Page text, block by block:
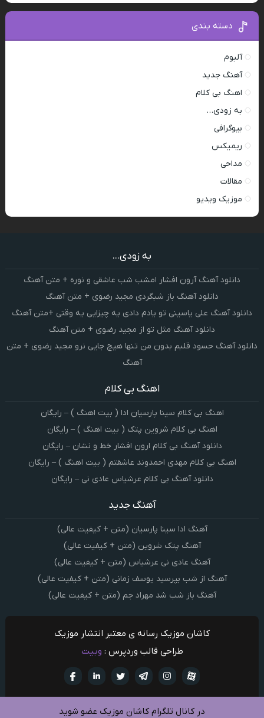
دسته بندی
آلبوم
آهنگ جدید
اهنگ بی کلام
به زودی…
بیوگرافی
ریمیکس
مداحی
مقالات
موزیک ویدیو
به زودی...
دانلود آهنگ آرون افشار امشب شب عاشقی و نوره + متن آهنگ
دانلود آهنگ باز شبگردی مجید رضوی + متن آهنگ
دانلود آهنگ علی یاسینی تو یادم دادی یه چیزایی یه وقتی +متن آهنگ
دانلود آهنگ مثل تو از مجید رضوی + متن آهنگ
دانلود آهنگ حسود قلبم بدون من تنها هیچ جایی نرو مجید رضوی + متن
آهنگ
اهنگ بی کلام
اهنگ بی کلام سینا پارسیان ادا ( بیت اهنگ ) – رایگان
اهنگ بی کلام شروین پتک ( بیت اهنگ ) – رایگان
دانلود آهنگ بی کلام ارون افشار خط و نشان – رایگان
اهنگ بی کلام مهدی احمدوند عاشقتم ( بیت اهنگ ) – رایگان
دانلود آهنگ بی کلام عرشیاس عادی نی – رایگان
آهنگ جدید
آهنگ ادا سینا پارسیان (متن + کیفیت عالی)
آهنگ پتک شروین (متن + کیفیت عالی)
آهنگ عادی نی عرشیاس (متن + کیفیت عالی)
آهنگ از شب بپرسید یوسف زمانی (متن + کیفیت عالی)
آهنگ باز شب شد مهراد جم (متن + کیفیت عالی)
کاشان موزیک رسانه ی معتبر انتشار موزیک
طراحی قالب وردپرس : وبیت
تويتر تلگرام
اینستاگرام آپارات
در کانال تلگرام کاشان موزیک عضو شوید